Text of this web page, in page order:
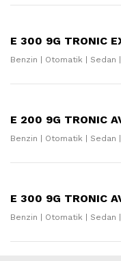
E 300 9G TRONIC
Benzin | Otomatik | Sedan
E 200 9G TRONIC
Benzin | Otomatik | Sedan
E 300 9G TRONIC
Benzin | Otomatik | Sedan